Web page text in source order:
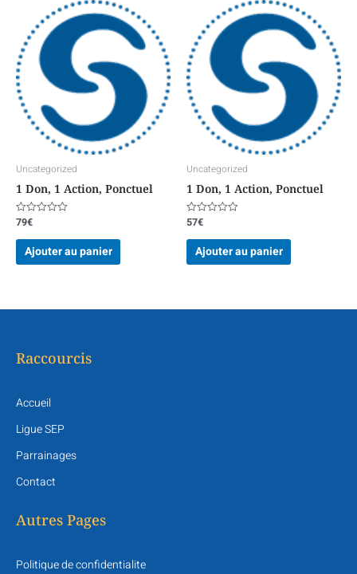
Uncategorized
1 Don, 1 Action, Ponctuel
Note
sur
79€
Ajouter au panier
Uncategorized
1 Don, 1 Action, Ponctuel
Note
sur
57€
Ajouter au panier
Raccourcis
Accueil
Ligue SEP
Parrainages
Contact
Autres Pages
Politique de confidentialite